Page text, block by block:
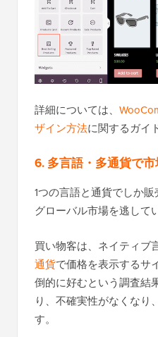
詳細については、
ザイン方法に関するガイ
6. 多言語・多通貨で
1つの言語と通貨でしか
グローバル市場を逃して
買い物客は、ネイティブ
通貨で価格を表示するサ
倒的に好むという調査結
り、不確実性がなくなり
す。